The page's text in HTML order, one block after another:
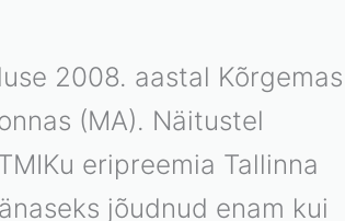
2008. aastal Kõrgemas
(MA). Näitustel
eripreemia Tallinna
jõudnud enam kui